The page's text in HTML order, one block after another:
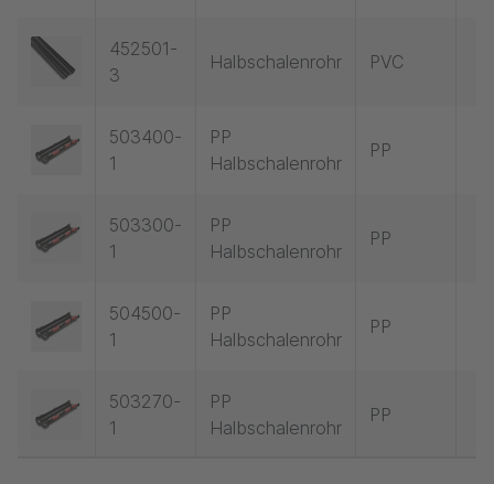
452501-
3
Halbschalenrohr PVC
503400-
1
PP
Halbschalenrohr
PP
503300-
1
PP
Halbschalenrohr
PP
504500-
1
PP
Halbschalenrohr
PP
503270-
1
PP
Halbschalenrohr
PP